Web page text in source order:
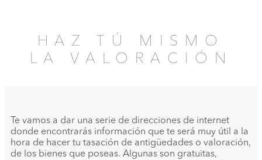
HAZ TÚ MISMO
LA VALORACIÓN
Te vamos a dar una serie de direcciones de internet
donde encontrarás información que te será muy útil a la
hora de hacer tu tasación de antigüedades o valoración,
de los bienes que poseas. Algunas son gratuitas,